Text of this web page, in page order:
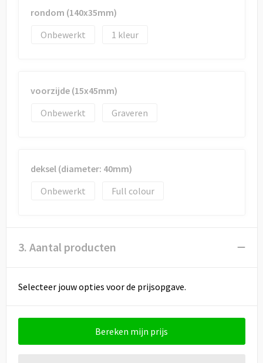
rondom (140x35mm)
Onbewerkt
1
voorzijde (15x45mm)
Onbewerkt
Graveren
deksel (diameter: 40mm)
Onbewerkt
Full colour
3. Aantal producten
Selecteer jouw opties voor de prijsopgave.
Bereken mijn prijs